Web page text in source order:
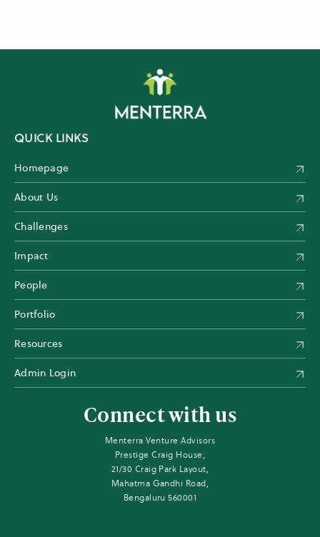
QUICK LINKS
Homepage
About Us
Challenges
Impact
People
Portfolio
Resources
Admin Login
Connect with us
Menterra Venture Advisors
Prestige Craig House,
21/30 Craig Park Layout,
Mahatma Gandhi Road,
Bengaluru 560001